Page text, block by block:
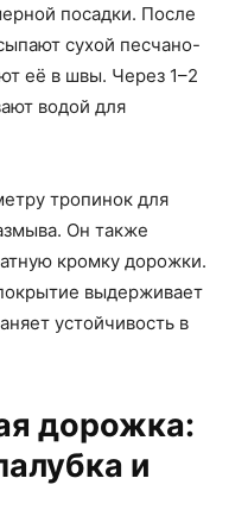
посадки. После
сухой песчано-
её в швы. Через 1–2
водой для
тропинок для
Он также
кромку дорожки.
выдерживает
устойчивость в
дорожка:
и